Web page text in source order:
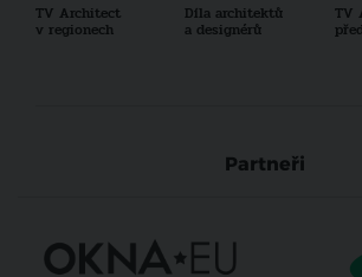
TV Architect
v regionech
Díla architektů
a designérů
TV
Partneři